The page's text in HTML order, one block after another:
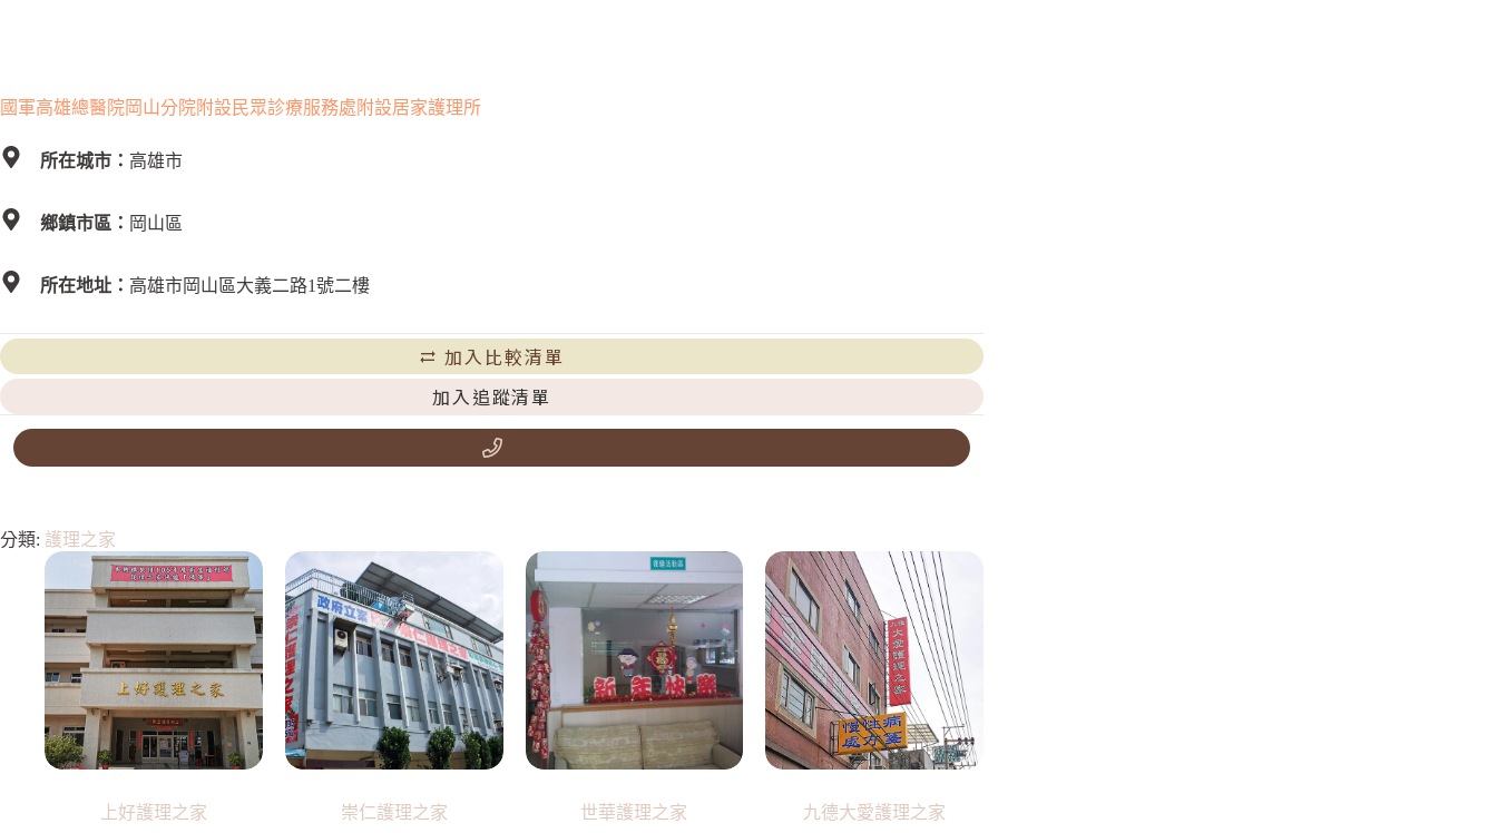
國軍高雄總醫院岡山分院附設民眾診療服務處附設居家護理所
所在城市： 高雄市
鄉鎮市區： 岡山區
所在地址： 高雄市岡山區大義二路1號二樓
加入比較清單
加入追蹤清單
分類: 護理之家
上好護理之家 崇仁護理之家 世華護理之家 九德大愛護理之家